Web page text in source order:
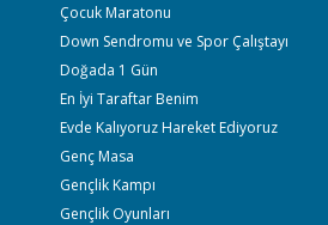
Çocuk Maratonu
Down Sendromu ve Spor Çalıştayı
Doğada 1 Gün
En İyi Taraftar Benim
Evde Kalıyoruz Hareket Ediyoruz
Genç Masa
Gençlik Kampı
Gençlik Oyunları